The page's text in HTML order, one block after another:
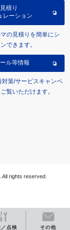
／点検 その他
見積り
レーション
の見積りを簡単にシ
できます。
ル等情報
対策/サービスキャンペ
覧いただけます。
rights reserved.